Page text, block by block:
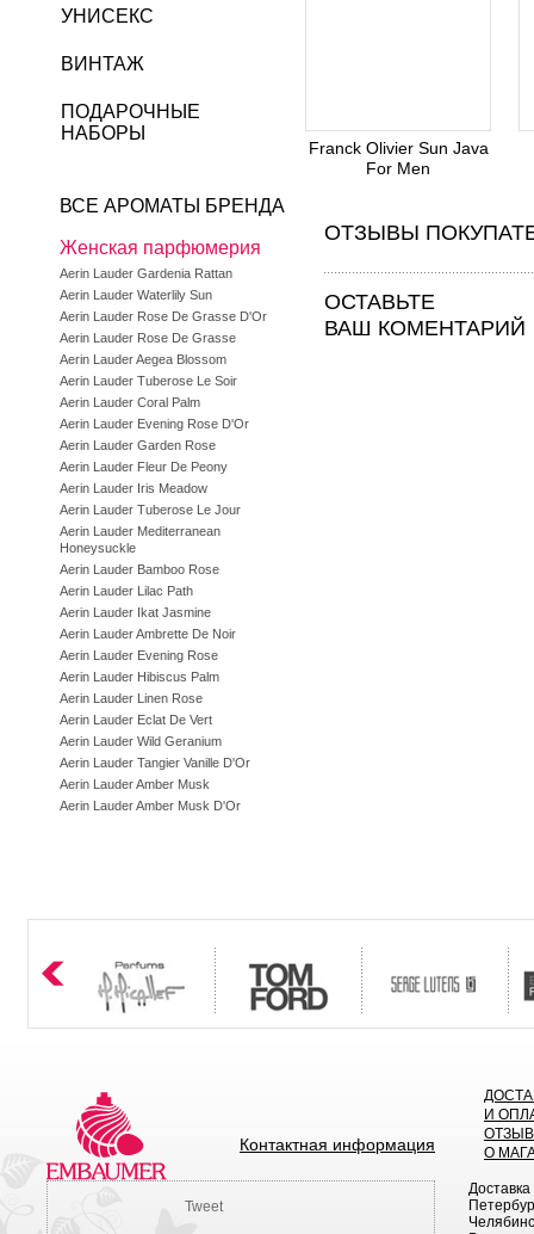
Franck Olivier Sun Java
For Men
ОТЗЫВЫ
ОСТАВЬТЕ
ВАШ КОМЕНТАРИЙ
УНИСЕКС
ВИНТАЖ
ПОДАРОЧНЫЕ
НАБОРЫ
ВСЕ АРОМАТЫ БРЕНДА
Женская парфюмерия
Aerin Lauder Gardenia Rattan
Aerin Lauder Waterlily Sun
Aerin Lauder Rose De Grasse D'Or
Aerin Lauder Rose De Grasse
Aerin Lauder Aegea Blossom
Aerin Lauder Tuberose Le Soir
Aerin Lauder Coral Palm
Aerin Lauder Evening Rose D'Or
Aerin Lauder Garden Rose
Aerin Lauder Fleur De Peony
Aerin Lauder Iris Meadow
Aerin Lauder Tuberose Le Jour
Aerin Lauder Mediterranean
Honeysuckle
Aerin Lauder Bamboo Rose
Aerin Lauder Lilac Path
Aerin Lauder Ikat Jasmine
Aerin Lauder Ambrette De Noir
Aerin Lauder Evening Rose
Aerin Lauder Hibiscus Palm
Aerin Lauder Linen Rose
Aerin Lauder Eclat De Vert
Aerin Lauder Wild Geranium
Aerin Lauder Tangier Vanille D'Or
Aerin Lauder Amber Musk
Aerin Lauder Amber Musk D'Or
Контактная информация
И
О
Tweet